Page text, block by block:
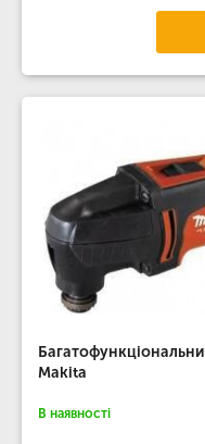
Makita
В наявності